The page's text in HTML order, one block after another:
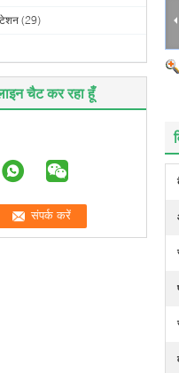
(29)
चैट कर रहा हूँ